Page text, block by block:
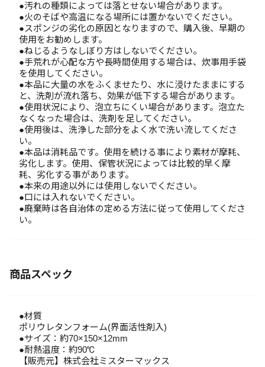
●汚れの種類によっては落とせない場合があります。
●火のそばや高温になる場所には置かないでください。
●スポンジの劣化の原因となりますので、購入後、早期の
使用をお勧めします。
●ねじるようなしぼり方はしないでください。
●手荒れが心配な方や長時間使用する場合は、炊事用手袋
を使用してください。
●本品に大量の水をふくませたり、水に浸けたままにする
と、洗剤が流れ落ち、効果が低下する場合があります。
●使用状況により、泡立ちにくい場合があります。泡立た
なくなった場合は、洗剤を足してください。
●使用後は、洗浄した部分をよく水で洗い流してくださ
い。
●本品は消耗品です。使用を続ける事により素材が摩耗、
劣化します。使用、保管状況によっては比較的早く摩
耗、劣化する事があります。
●本来の用途以外には使用しないでください。
●口には入れないでください。
●廃棄時は各自治体の定める方法に従って使用してくださ
い。
商品スペック
●材質
ポリウレタンフォーム(界面活性剤入)
●サイズ：約70×150×12mm
●耐熱温度：約90℃
【販売元】株式会社ミスターマックス